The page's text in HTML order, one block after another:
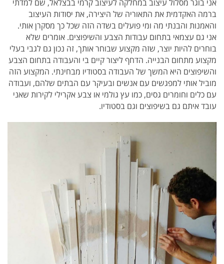
אני בוגר מסלול עיצוב במחלקה לעיצוב קרמי בבצלאל, שם למדתי
ברמה האקדמית את התאוריה של היצירה, את יסודות העיצוב
והאמנות והבנתי מה ומי פועלים בשדה הזה שכל כך מסקרן אותי.
אני גם עצמאי בתחום עבודות הצבע והשיפוצים. אומרים שלא
בוחרים להיות יוצר, שזה מקצוע שבוחר אותך, זה נכון גם לגבי בעלי
מקצוע מתחום הבנייה. הדחף ליצור קיים בי והעבודה בתחום הצבע
והשיפוצים היא המשך של העבודה בסטודיו מבחינתי. המקצוע הזה
מוביל אותי למפגשים עם אנשים ובעיקר עם הבתים שלהם, ועבודה
עם כלים וחומרים גסים, כמו עץ גולמי או צבע אקרילי לקירות שאני
עובד איתם גם בשיפוצים וגם בסטודיו.